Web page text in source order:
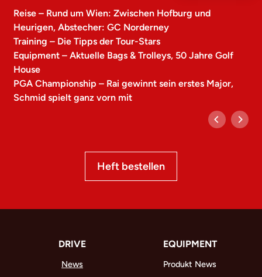
Reise – Rund um Wien: Zwischen Hofburg und
Heurigen, Abstecher: GC Norderney
Training – Die Tipps der Tour-Stars
Equipment – Aktuelle Bags & Trolleys, 50 Jahre Golf
House
PGA Championship – Rai gewinnt sein erstes Major,
Schmid spielt ganz vorn mit
Heft bestellen
DRIVE
News
EQUIPMENT
Produkt News